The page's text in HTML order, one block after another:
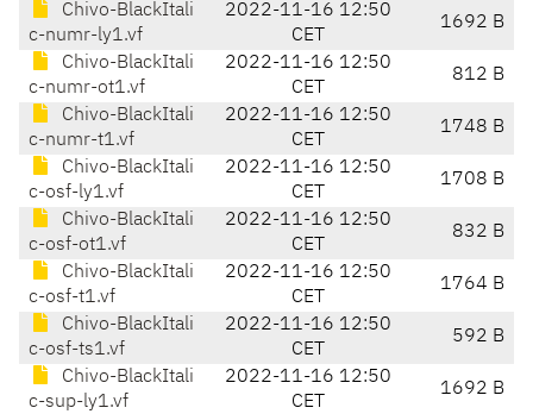
Chivo-BlackItali
c-numr-ly1.vf
2022-11-16 12:50
CET
1692 B
Chivo-BlackItali
c-numr-ot1.vf
2022-11-16 12:50
CET
812 B
Chivo-BlackItali
c-numr-t1.vf
2022-11-16 12:50
CET
1748 B
Chivo-BlackItali
c-osf-ly1.vf
2022-11-16 12:50
CET
1708 B
Chivo-BlackItali
c-osf-ot1.vf
2022-11-16 12:50
CET
832 B
Chivo-BlackItali
c-osf-t1.vf
2022-11-16 12:50
CET
1764 B
Chivo-BlackItali
c-osf-ts1.vf
2022-11-16 12:50
CET
592 B
Chivo-BlackItali
c-sup-ly1.vf
2022-11-16 12:50
CET
1692 B